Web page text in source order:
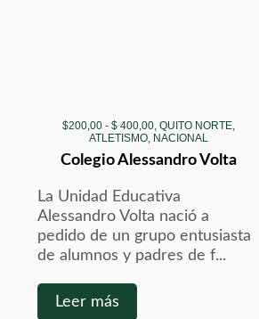
$200,00 - $ 400,00, QUITO NORTE,
ATLETISMO, NACIONAL
Colegio Alessandro Volta
La Unidad Educativa
Alessandro Volta nació a
pedido de un grupo entusiasta
de alumnos y padres de f...
Leer más